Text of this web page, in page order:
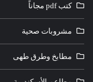
كتب pdf مجاناً
مشروبات صحية
مطابخ وطرق طهى